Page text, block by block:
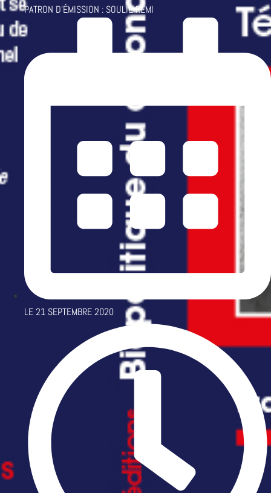
PATRON D'ÉMISSION : SOULIÉ RÉMI
LE21 SEPTEMBRE 2020